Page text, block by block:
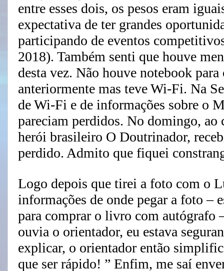
entre esses dois, os pesos eram
expectativa de ter grandes
participando de eventos
2018). Também senti que houve
desta vez. Não houve notebook
anteriormente mas teve Wi-Fi. Na
de Wi-Fi e de informações sobre o
pareciam perdidos. No domingo, ao
herói brasileiro O Doutrinador,
perdido. Admito que fiquei
Logo depois que tirei a foto com o
informações de onde pegar a foto –
para comprar o livro com autógrafo
ouvia o orientador, eu estava
explicar, o orientador então
que ser rápido! ” Enfim, me saí